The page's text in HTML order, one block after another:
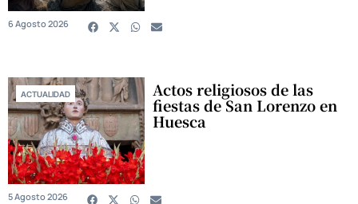
6 Agosto 2026
ACTUALIDAD Actos religiosos de las
fiestas de San Lorenzo en
Huesca
5 Agosto 2026